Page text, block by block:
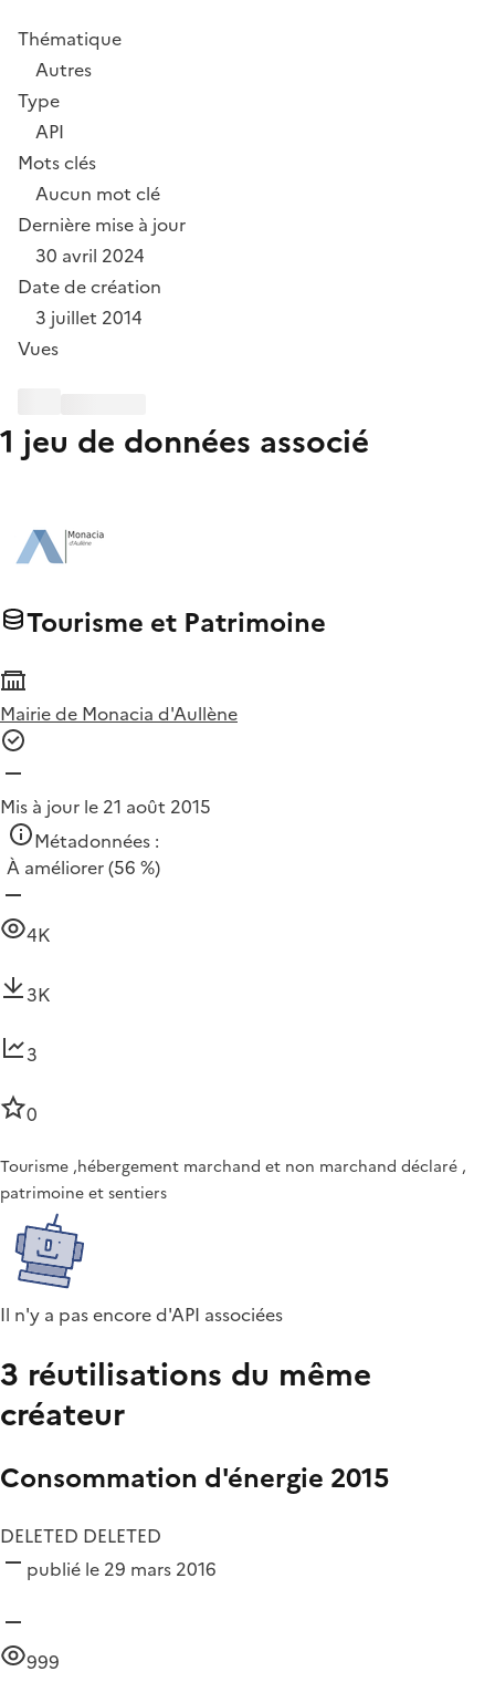
Thématique
Autres
Type
API
Mots clés
Aucun mot clé
Dernière mise à jour
30 avril 2024
Date de création
3 juillet 2014
Vues
1 jeu de données associé
Tourisme et Patrimoine
Mairie de Monacia d'Aullène
Mis à jour le 21 août 2015
Métadonnées :
À améliorer(56 %)
4K
3K
3
0
Tourisme ,hébergement marchand et non marchand déclaré ,
patrimoine et sentiers
Il n'y a pas encore d'API associées
3 réutilisations du même
créateur
Consommation d'énergie 2015
DELETED DELETED
publié le 29 mars 2016
999